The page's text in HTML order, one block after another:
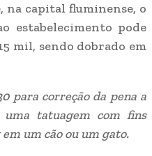
na capital fluminense, o
estabelecimento pode
mil, sendo dobrado em
para correção da pena a
tatuagem com fins
um cão ou um gato.